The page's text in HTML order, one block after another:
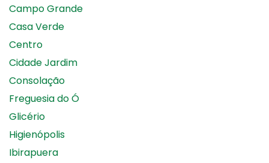
Campo Grande
Casa Verde
Centro
Cidade Jardim
Consolação
Freguesia do Ó
Glicério
Higienópolis
Ibirapuera